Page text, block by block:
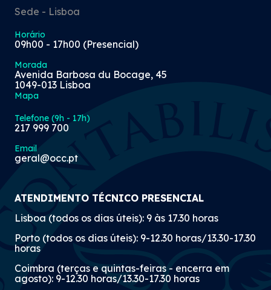
Sede - Lisboa
Horário
09h00 - 17h00 (Presencial)
Morada
Avenida Barbosa du Bocage, 45
1049-013 Lisboa
Mapa
Telefone (9h - 17h)
217 999 700
Email
geral@occ.pt
ATENDIMENTO TÉCNICO PRESENCIAL
Lisboa (todos os dias úteis): 9 às 17.30 horas
Porto (todos os dias úteis): 9-12.30 horas/13.30-17.30
horas
Coimbra (terças e quintas-feiras - encerra em
agosto): 9-12.30 horas/13.30-17.30 horas